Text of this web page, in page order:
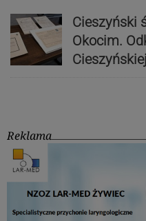
Cieszyński
Okocim.
Cieszyńskiej
Reklama